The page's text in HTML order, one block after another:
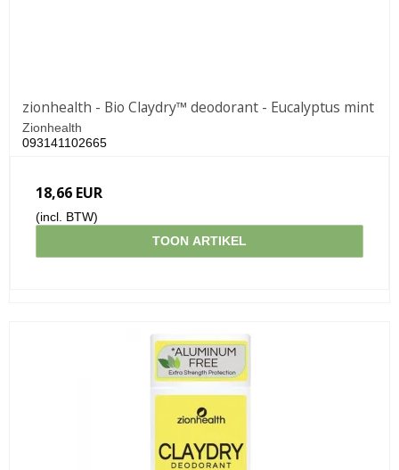
zionhealth - Bio Claydry™ deodorant - Eucalyptus mint
Zionhealth
093141102665
18,66 EUR
(incl. BTW)
TOON ARTIKEL